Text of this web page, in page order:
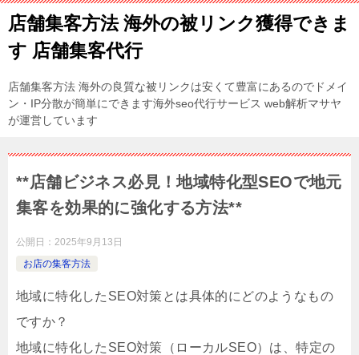
店舗集客方法 海外の被リンク獲得できま
す 店舗集客代行
店舗集客方法 海外の良質な被リンクは安くて豊富にあるのでドメイ
ン・IP分散が簡単にできます海外seo代行サービス web解析マサヤ
が運営しています
**店舗ビジネス必見！地域特化型SEOで地元
集客を効果的に強化する方法**
公開日： 2025年9月13日
お店の集客方法
地域に特化したSEO対策とは具体的にどのようなもの
ですか？
地域に特化したSEO対策（ローカルSEO）は、特定の